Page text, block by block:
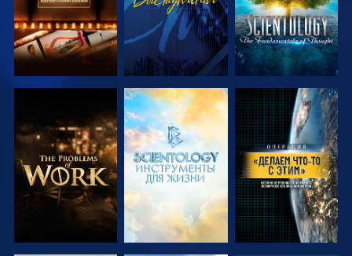
СМОТРЕТЬ
ПЕРЕДАЧИ
СМОТРЕТЬ
ПЕРЕДАЧИ
СМОТРЕТЬ